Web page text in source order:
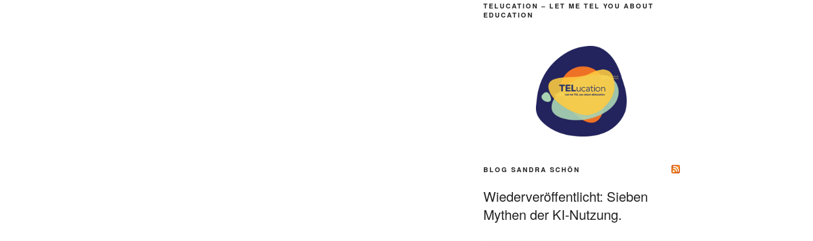
TELUCATION – LET ME TEL YOU ABOUT
EDUCATION
BLOG SANDRA SCHÖN
Wiederveröffentlicht: Sieben
Mythen der KI-Nutzung.